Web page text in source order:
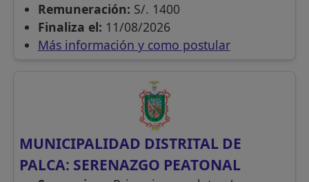
Remuneración: S/. 1400
Finaliza el: 11/08/2026
Más información y como postular
MUNICIPALIDAD DISTRITAL DE
PALCA: SERENAZGO PEATONAL